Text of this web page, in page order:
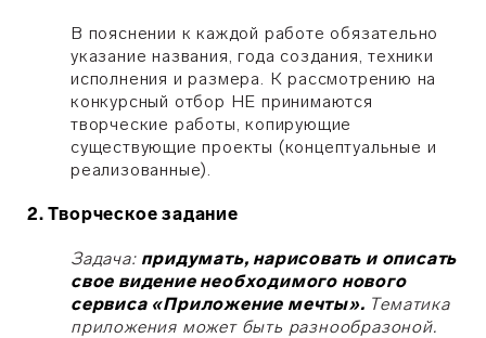
В пояснении к каждой работе обязательно
указание названия, года создания, техники
исполнения и размера. К рассмотрению на
конкурсный отбор НЕ принимаются
творческие работы, копирующие
существующие проекты (концептуальные и
реализованные).
2. Творческое задание
Задача: придумать, нарисовать и описать
свое видение необходимого нового
сервиса «Приложение мечты». Тематика
приложения может быть разнообразоной.